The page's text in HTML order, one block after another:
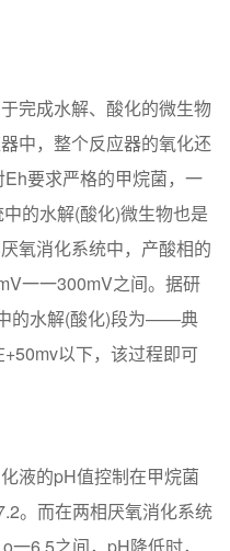
成水解、酸化的微生物
中，整个反应器的氧化还
要求严格的甲烷菌，一
的水解(酸化)微生物也是
氧消化系统中，产酸相的
一一300mV之间。据研
的水解(酸化)段为——典
以下，该过程即可
的pH值控制在甲烷菌
。而在两相厌氧消化系统